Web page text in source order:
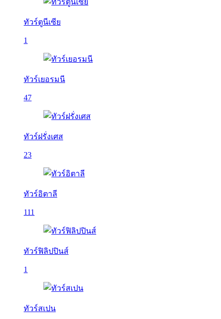
ทัวร์ตูนีเซีย
1
ทัวร์เยอรมนี
47
ทัวร์ฝรั่งเศส
23
ทัวร์อิตาลี
111
ทัวร์ฟิลิปปินส์
1
ทัวร์สเปน